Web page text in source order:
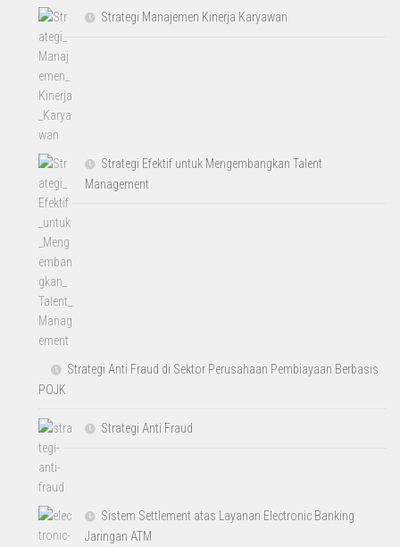
Strategi Manajemen Kinerja Karyawan
Strategi Efektif untuk Mengembangkan Talent
Management
Strategi Anti Fraud di Sektor Perusahaan Pembiayaan Berbasis
POJK
Strategi Anti Fraud
Sistem Settlement atas Layanan Electronic Banking
Jaringan ATM